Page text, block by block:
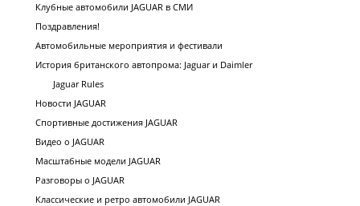
Клубные автомобили JAGUAR в СМИ
Поздравления!
Автомобильные мероприятия и фестивали
История британского автопрома: Jaguar и Daimler
Jaguar Rules
Новости JAGUAR
Спортивные достижения JAGUAR
Видео о JAGUAR
Масштабные модели JAGUAR
Разговоры о JAGUAR
Классические и ретро автомобили JAGUAR